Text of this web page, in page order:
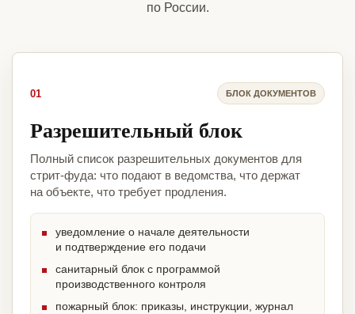
по России.
01 БЛОК ДОКУМЕНТОВ
Разрешительный блок
Полный список разрешительных документов для
стрит-фуда: что подают в ведомства, что держат
на объекте, что требует продления.
уведомление о начале деятельности
и подтверждение его подачи
санитарный блок с программой
производственного контроля
пожарный блок: приказы, инструкции, журнал